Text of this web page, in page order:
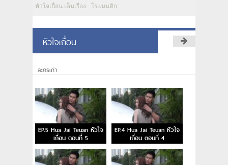
หัวใจเถื่อน เต็มเรื่อง โรแมนติก
หัวใจเถื่อน
ละครเก่า
EP.5 Hua Jai Teuan หัวใจ
เถื่อน ตอนที่ 5
EP.4 Hua Jai Teuan หัวใจ
เถื่อน ตอนที่ 4